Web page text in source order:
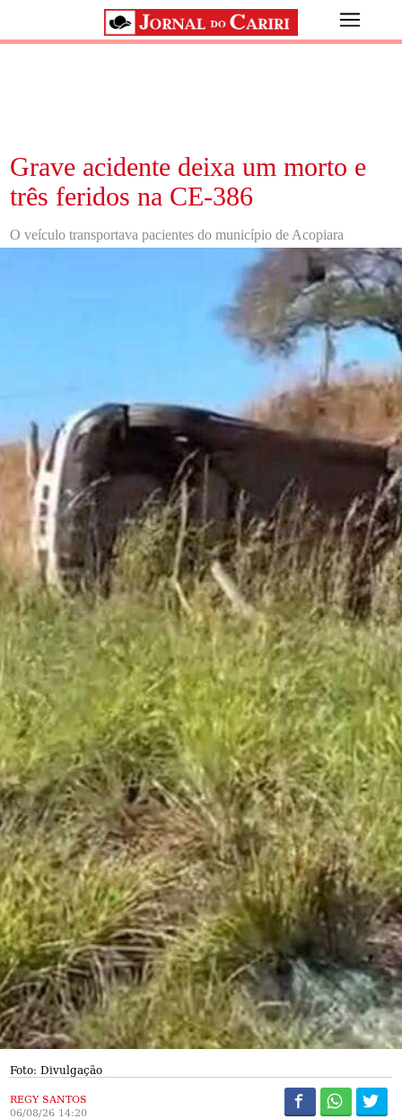
Grave acidente deixa um morto e
três feridos na CE-386
O veículo transportava pacientes do município de Acopiara
Foto: Divulgação
REGY SANTOS
06/08/26 14:20